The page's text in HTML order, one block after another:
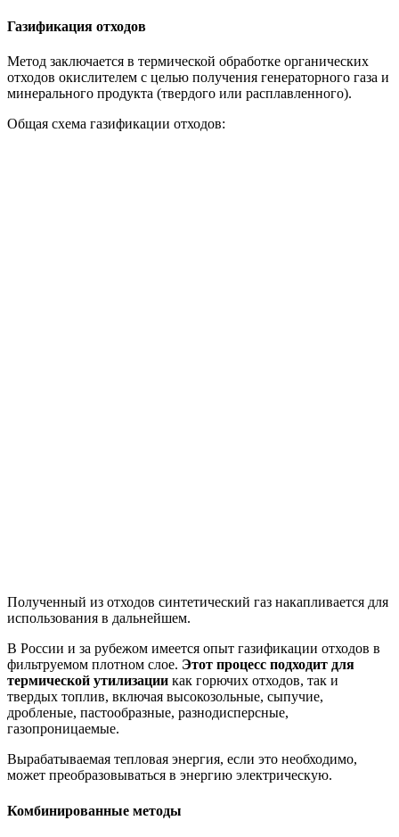
Газификация отходов
Метод заключается в термической обработке органических
отходов окислителем с целью получения генераторного газа и
минерального продукта (твердого или расплавленного).
Общая схема газификации отходов:
Полученный из отходов синтетический газ накапливается для
использования в дальнейшем.
В России и за рубежом имеется опыт газификации отходов в
фильтруемом плотном слое. Этот процесс подходит для
термической утилизации как горючих отходов, так и
твердых топлив, включая высокозольные, сыпучие,
дробленые, пастообразные, разнодисперсные,
газопроницаемые.
Вырабатываемая тепловая энергия, если это необходимо,
может преобразовываться в энергию электрическую.
Комбинированные методы